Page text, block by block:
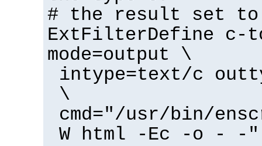
# the result set
ExtFilterDefine c-
mode=output \
intype=text/c
\
cmd="/usr/bin/
W html -Ec -o - -"